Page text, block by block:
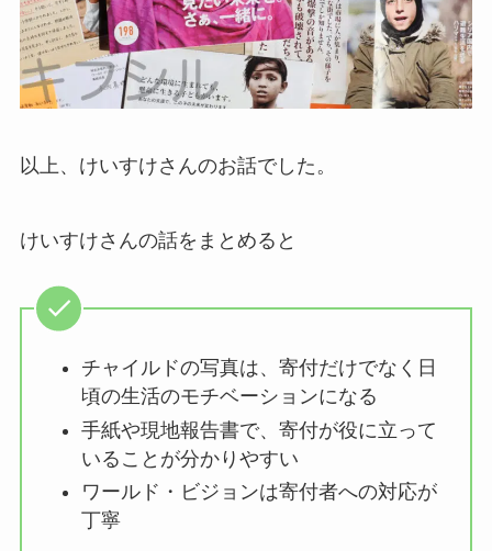
以上、けいすけさんのお話でした。
けいすけさんの話をまとめると
チャイルドの写真は、寄付だけでなく日
頃の生活のモチベーションになる
手紙や現地報告書で、寄付が役に立って
いることが分かりやすい
ワールド・ビジョンは寄付者への対応が
丁寧